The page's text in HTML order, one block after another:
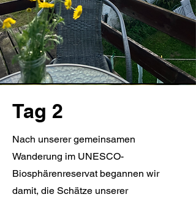
Tag 2
Nach unserer gemeinsamen
Wanderung im UNESCO-
Biosphärenreservat begannen wir
damit, die Schätze unserer